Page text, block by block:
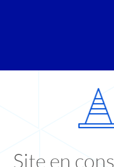
Site en